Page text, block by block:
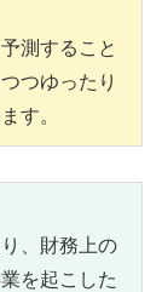
測すること
つゆったり
す。
、財務上の
を起こした